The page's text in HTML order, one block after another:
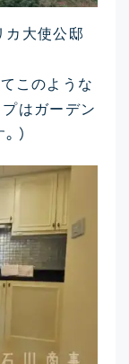
カ大使公邸
このような
はガーデン
）